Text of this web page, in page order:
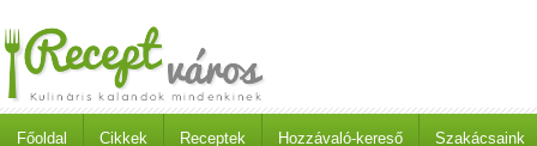
Főoldal Cikkek Receptek Hozzávaló-kereső Szakácsaink